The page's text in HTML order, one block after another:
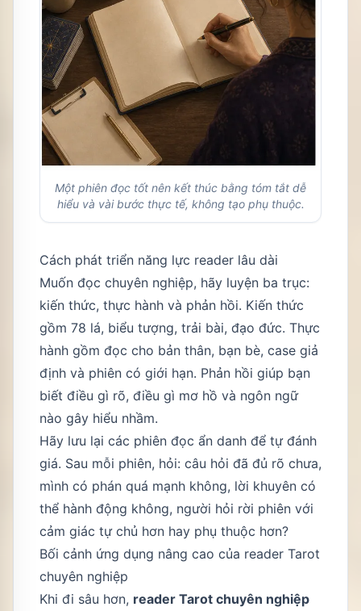
Một phiên đọc tốt nên kết thúc bằng tóm tắt dễ
hiểu và vài bước thực tế, không tạo phụ thuộc.
Cách phát triển năng lực reader lâu dài
Muốn đọc chuyên nghiệp, hãy luyện ba trục:
kiến thức, thực hành và phản hồi. Kiến thức
gồm 78 lá, biểu tượng, trải bài, đạo đức. Thực
hành gồm đọc cho bản thân, bạn bè, case giả
định và phiên có giới hạn. Phản hồi giúp bạn
biết điều gì rõ, điều gì mơ hồ và ngôn ngữ
nào gây hiểu nhầm.
Hãy lưu lại các phiên đọc ẩn danh để tự đánh
giá. Sau mỗi phiên, hỏi: câu hỏi đã đủ rõ chưa,
mình có phán quá mạnh không, lời khuyên có
thể hành động không, người hỏi rời phiên với
cảm giác tự chủ hơn hay phụ thuộc hơn?
Bối cảnh ứng dụng nâng cao của reader Tarot
chuyên nghiệp
Khi đi sâu hơn, reader Tarot chuyên nghiệp